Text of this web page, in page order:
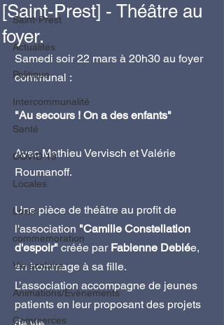
Saint-Prest
Actualités
Politique
Intercommunalité
Santé
COVID 19
Locales
Loisir
commemoration
Vie scolaire
Animations/Évènements
Commerces
[Saint-Prest] - Théâtre au
foyer.
Samedi soir 22 mars à 20h30 au foyer
communal :
"Au secours ! On a des enfants"
Avec Mathieu Vervisch et Valérie
Roumanoff.
Une pièce de théâtre au profit de
l'association "Camille Constellation
d'espoir" créée par Fabienne Debiée,
en hommage à sa fille.
L’association accompagne de jeunes
patients en leur proposant des projets